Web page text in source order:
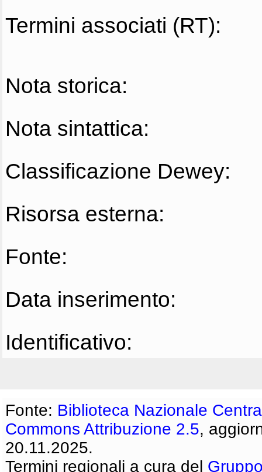
Termini associati (RT):
Nota storica:
Nota sintattica:
Classificazione Dewey:
Risorsa esterna:
Fonte:
Data inserimento:
Identificativo:
Fonte: Biblioteca Nazionale
Commons Attribuzione 2.5,
20.11.2025.
Termini regionali a cura del